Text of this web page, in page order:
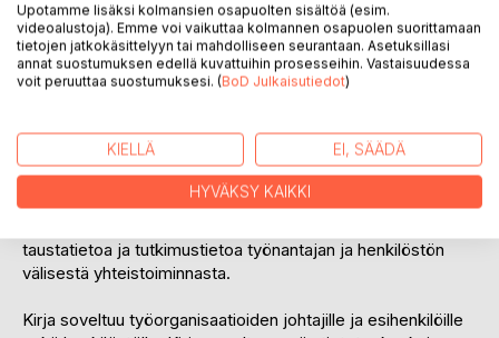
Hyvinvointialueet aloittivat Suomessa toimintansa vuoden
2023 alussa. Hyvinvointialueet vastaavat sosiaali- ja
terveydenhuollosta sekä pelastustoimesta.Toimintojen
yhdistäminen loi uusia suuria ja moniportaisia
Tämän kirjan tarkoituksena on selvittää miten työnantajan ja
henkilöstön välinen yhteistoiminta on hyvinvointialueella
organisoitu ja miten se toimii. Esimerkkiorganisaationa on
taustatietoa ja tutkimustietoa työnantajan ja henkilöstön
välisestä yhteistoiminnasta.
Kirja soveltuu työorganisaatioiden johtajille ja esihenkilöille
Upotamme lisäksi kolmansien osapuolten sisältöä (esim.
videoalustoja). Emme voi vaikuttaa kolmannen osapuolen suorittamaan
tietojen jatkokäsittelyyn tai mahdolliseen seurantaan. Asetuksillasi
annat suostumuksen edellä kuvattuihin prosesseihin. Vastaisuudessa
voit peruuttaa suostumuksesi. (BoD Julkaisutiedot)
KIELLÄ EI, SÄÄDÄ
HYVÄKSY KAIKKI